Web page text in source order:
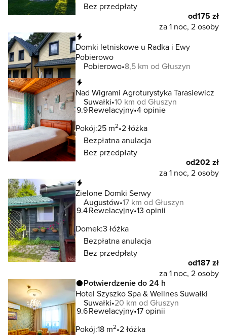
Bez przedpłaty
od175 zł
za 1 noc, 2 osoby
Domki letniskowe u Radka i Ewy
Pobierowo
Pobierowo 8,5 km od Głuszyn
Nad Wigrami Agroturystyka Tarasiewicz
Suwałki 10 km od Głuszyn
9.9Rewelacyjny 4 opinie
Pokój:25 m2 2 łóżka
Bezpłatna anulacja
Bez przedpłaty
od202 zł
za 1 noc, 2 osoby
Zielone Domki Serwy
Augustów 17 km od Głuszyn
9.4Rewelacyjny 13 opinii
Domek:3 łóżka
Bezpłatna anulacja
Bez przedpłaty
od187 zł
za 1 noc, 2 osoby
Potwierdzenie do 24 h
Hotel Szyszko Spa & Wellnes Suwałki
Suwałki 20 km od Głuszyn
9.6Rewelacyjny 17 opinii
Pokój:18 m2 2 łóżka